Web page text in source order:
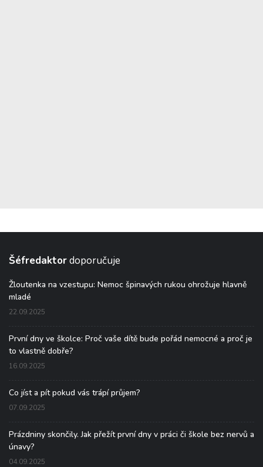
Šéfredaktordoporučuje
Žloutenka na vzestupu: Nemoc špinavých rukou ohrožuje hlavně
mladé
22.09.2025
První dny ve školce: Proč vaše dítě bude pořád nemocné a proč je
to vlastně dobře?
16.09.2025
Co jíst a pít pokud vás trápí průjem?
07.09.2025
Prázdniny skončily. Jak přežít první dny v práci či škole bez nervů a
únavy?
04.09.2025